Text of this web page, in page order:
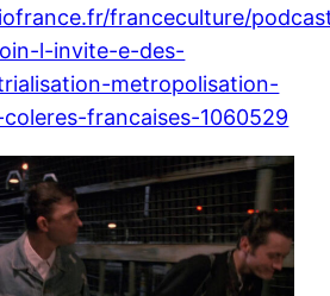
franceculture/
l-invite-e-des-
metropolisation-
francaises-1060529